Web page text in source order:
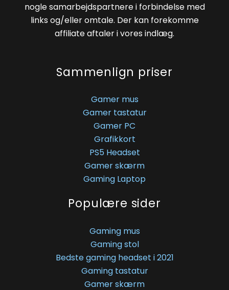
nogle samarbejdspartnere i forbindelse med
links og/eller omtale. Der kan forekomme
affiliate aftaler i vores indlæg.
Sammenlign priser
Gamer mus
Gamer tastatur
Gamer PC
Grafikkort
PS5 Headset
Gamer skærm
Gaming Laptop
Populære sider
Gaming mus
Gaming stol
Bedste gaming headset i 2021
Gaming tastatur
Gamer skærm